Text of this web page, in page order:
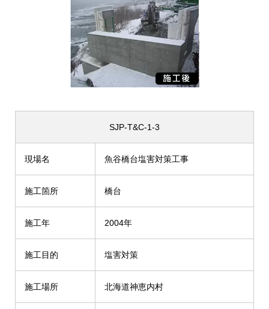
SJP-T&C-1-3
現場名 魚谷橋台塩害対策工事
施工箇所 橋台
施工年 2004年
施工目的 塩害対策
施工場所 北海道神恵内村